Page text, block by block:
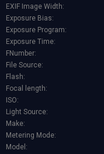
EXIF Image Width:
Exposure Bias:
Exposure Program:
Exposure Time:
FNumber:
File Source:
Flash:
Focal length:
ISO:
Light Source:
Make:
Metering Mode:
Model: